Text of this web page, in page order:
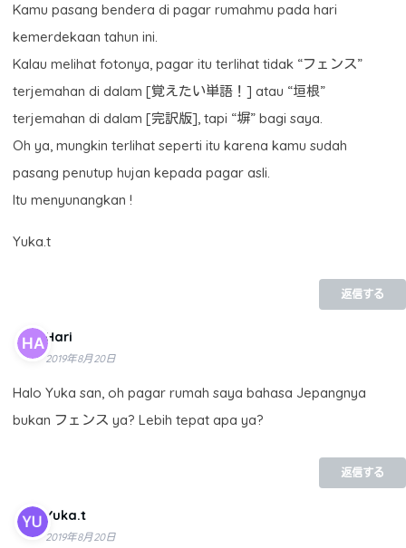
Kamu pasang bendera di pagar rumahmu pada hari
kemerdekaan tahun ini.
Kalau melihat fotonya, pagar itu terlihat tidak “フェンス”
terjemahan di dalam [覚えたい単語！] atau “垣根”
terjemahan di dalam [完訳版], tapi “塀” bagi saya.
Oh ya, mungkin terlihat seperti itu karena kamu sudah
pasang penutup hujan kepada pagar asli.
Itu menyunangkan !
Yuka.t
返信する
Hari
2019年8月20日
Halo Yuka san, oh pagar rumah saya bahasa Jepangnya
bukan フェンス ya? Lebih tepat apa ya?
返信する
Yuka.t
2019年8月20日